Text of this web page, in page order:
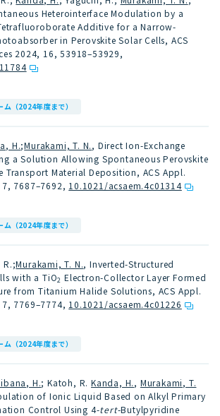
Heterointerface Modulation by a
Additive for a Narrow-
in Perovskite Solar Cells, ACS
2024, 16, 53918–53929,
（2024年度まで）
H.;Murakami, T. N., Direct Ion-Exchange
a Solution Allowing Spontaneous Perovskite
Transport Material Deposition, ACS Appl.
7687–7692, 10.1021/acsaem.4c01314
（2024年度まで）
R.;Murakami, T. N., Inverted-Structured
with a TiO2 Electron-Collector Layer Formed
from Titanium Halide Solutions, ACS Appl.
7, 7769–7774, 10.1021/acsaem.4c01226
（2024年度まで）
H.; Katoh, R.Kanda, H., Murakami, T.
of Ionic Liquid Based on Alkyl Primary
Control Using 4-tert-Butylpyridine